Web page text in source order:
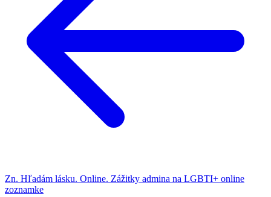
Zn. Hľadám lásku. Online. Zážitky admina na LGBTI+ online
zoznamke